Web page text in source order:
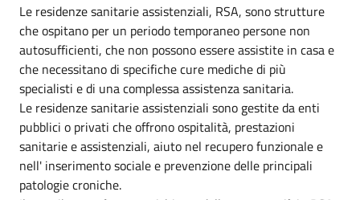
Le residenze sanitarie assistenziali, RSA, sono strutture
che ospitano per un periodo temporaneo persone non
autosufficienti, che non possono essere assistite in casa e
che necessitano di specifiche cure mediche di più
specialisti e di una complessa assistenza sanitaria.
Le residenze sanitarie assistenziali sono gestite da enti
pubblici o privati che offrono ospitalità, prestazioni
sanitarie e assistenziali, aiuto nel recupero funzionale e
nell' inserimento sociale e prevenzione delle principali
patologie croniche.